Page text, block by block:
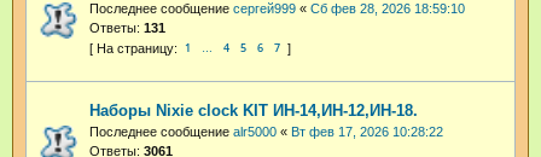
Последнее сообщение сергей999 « Сб фев 28, 2026 18:59:10
Ответы: 131
1 … 4 5 6 7
Наборы Nixie clock KIT ИН-14,ИН-12,ИН-18.
Последнее сообщение alr5000 « Вт фев 17, 2026 10:28:22
Ответы: 3061